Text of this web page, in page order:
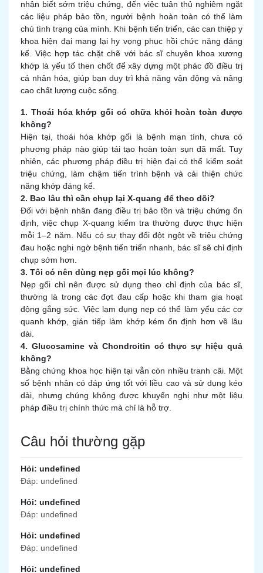
nhận biết sớm triệu chứng, đến việc tuân thủ nghiêm ngặt
các liệu pháp bảo tồn, người bệnh hoàn toàn có thể làm
chủ tình trạng của mình. Khi bệnh tiến triển, các can thiệp y
khoa hiện đại mang lại hy vọng phục hồi chức năng đáng
kể. Việc hợp tác chặt chẽ với bác sĩ chuyên khoa xương
khớp là yếu tố then chốt để xây dựng một phác đồ điều trị
cá nhân hóa, giúp bạn duy trì khả năng vận động và nâng
cao chất lượng cuộc sống.
1. Thoái hóa khớp gối có chữa khỏi hoàn toàn được
không?
Hiện tại, thoái hóa khớp gối là bệnh mạn tính, chưa có
phương pháp nào giúp tái tạo hoàn toàn sụn đã mất. Tuy
nhiên, các phương pháp điều trị hiện đại có thể kiểm soát
triệu chứng, làm chậm tiến trình bệnh và cải thiện chức
năng khớp đáng kể.
2. Bao lâu thì cần chụp lại X-quang để theo dõi?
Đối với bệnh nhân đang điều trị bảo tồn và triệu chứng ổn
định, việc chụp X-quang kiểm tra thường được thực hiện
mỗi 1–2 năm. Nếu có sự thay đổi đột ngột về triệu chứng
đau hoặc nghi ngờ bệnh tiến triển nhanh, bác sĩ sẽ chỉ định
chụp sớm hơn.
3. Tôi có nên dùng nẹp gối mọi lúc không?
Nẹp gối chỉ nên được sử dụng theo chỉ định của bác sĩ,
thường là trong các đợt đau cấp hoặc khi tham gia hoạt
động gắng sức. Việc lạm dụng nẹp có thể làm yếu các cơ
quanh khớp, gián tiếp làm khớp kém ổn định hơn về lâu
dài.
4. Glucosamine và Chondroitin có thực sự hiệu quả
không?
Bằng chứng khoa học hiện tại vẫn còn nhiều tranh cãi. Một
số bệnh nhân có đáp ứng tốt với liều cao và sử dụng kéo
dài, nhưng chúng không được khuyến nghị như một liệu
pháp điều trị chính thức mà chỉ là hỗ trợ.
Câu hỏi thường gặp
Hỏi: undefined
Đáp: undefined
Hỏi: undefined
Đáp: undefined
Hỏi: undefined
Đáp: undefined
Hỏi: undefined